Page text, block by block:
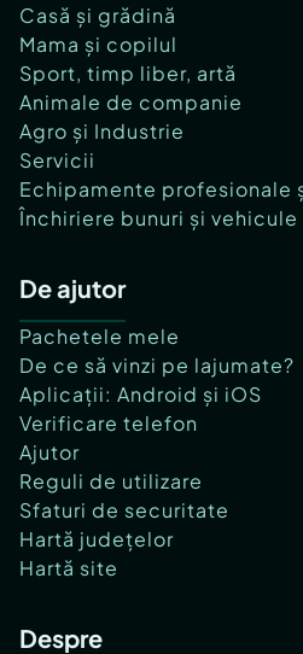
Casă și grădină
Mama și copilul
Sport, timp liber, artă
Animale de companie
Agro și Industrie
Servicii
Echipamente profesionale
Închiriere bunuri și vehicule
De ajutor
Pachetele mele
De ce să vinzi pe lajumate?
Aplicații: Android și iOS
Verificare telefon
Ajutor
Reguli de utilizare
Sfaturi de securitate
Hartă județelor
Hartă site
Despre